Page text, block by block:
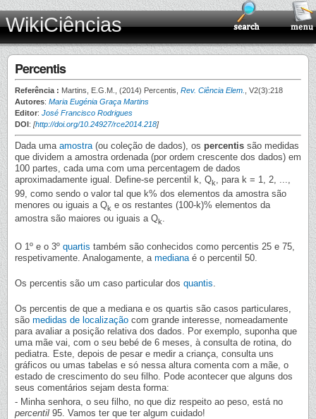
WikiCiências
Percentis
Referência : Martins, E.G.M., (2014) Percentis, Rev. Ciência Elem.
, V2(3):218
Autores: Maria Eugénia Graça Martins
Editor: José Francisco Rodrigues
DOI: [http://doi.org/10.24927/rce2014.218]
Dada uma amostra(ou coleção de dados), os percentis são medidas
que dividem a amostra ordenada (por ordem crescente dos dados) em
100 partes, cada uma com uma percentagem de dados
aproximadamente igual. Define-se percentil k, Qk, para k = 1, 2, ...,
99, como sendo o valor tal que k% dos elementos da amostra são
menores ou iguais a Qk e os restantes (100-k)% elementos da
amostra são maiores ou iguais a Qk.
O 1º e o 3º quartis também são conhecidos como percentis 25 e 75,
respetivamente. Analogamente, a mediana é o percentil 50.
Os percentis são um caso particular dos quantis
Os percentis de que a mediana e os quartis são casos particulares,
são medidas de localização com grande interesse, nomeadamente
para avaliar a posição relativa dos dados. Por exemplo, suponha que
uma mãe vai, com o seu bebé de 6 meses, à consulta de rotina, do
pediatra. Este, depois de pesar e medir a criança, consulta uns
gráficos ou umas tabelas e só nessa altura comenta com a mãe, o
estado de crescimento do seu filho. Pode acontecer que alguns dos
seus comentários sejam desta forma:
- Minha senhora, o seu filho, no que diz respeito ao peso, está no
percentil 95. Vamos ter que ter algum cuidado!